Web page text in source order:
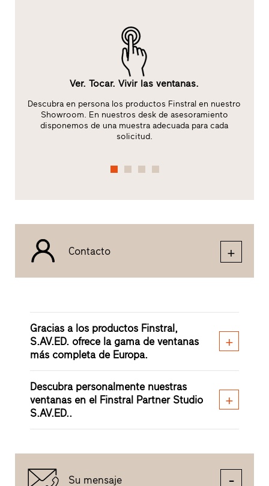
Ver. Tocar. Vivir las ventanas.
Descubra en persona los productos Finstral en nuestro
Showroom. En nuestros desk de asesoramiento
disponemos de una muestra adecuada para cada
solicitud.
Contacto
Gracias a los productos Finstral,
S.AV.ED. ofrece la gama de ventanas
más completa de Europa.
Descubra personalmente nuestras
ventanas en el Finstral Partner Studio
S.AV.ED..
Su mensaje